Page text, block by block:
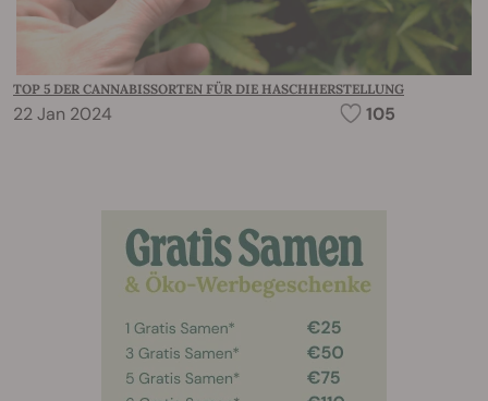
TOP 5 DER CANNABISSORTEN FÜR DIE HASCHHERSTELLUNG
22 Jan 2024 105